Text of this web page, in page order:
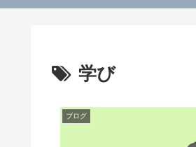
学び
ブログ